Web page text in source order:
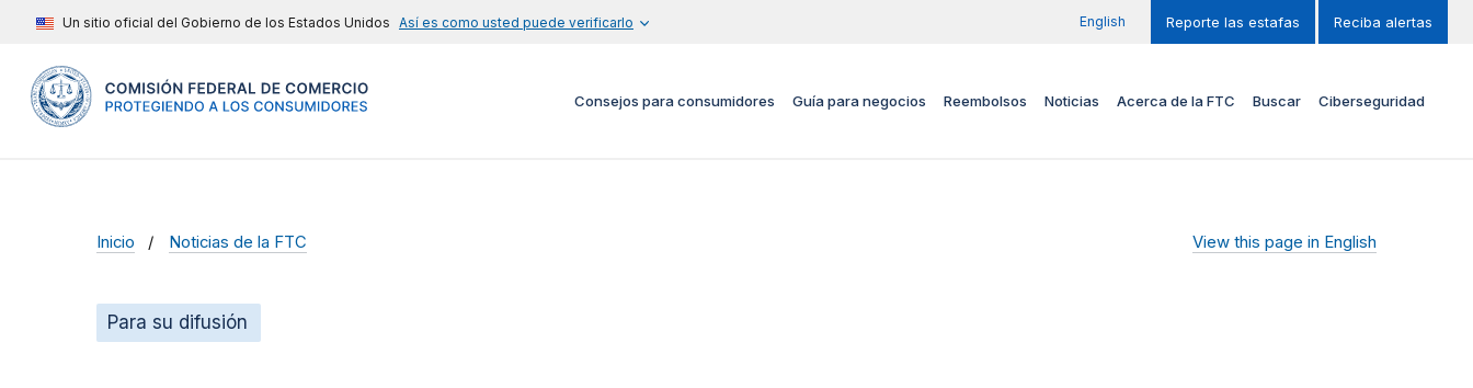
Un sitio oficial del Gobierno de los Estados Unidos Así es como usted puede verificarlo English Reporte las estafas Reciba alertas
Consejos para consumidores Guía para negocios Reembolsos Noticias Acerca de la FTC Buscar Ciberseguridad
Inicio Noticias de la FTC View this page in English
Para su difusión